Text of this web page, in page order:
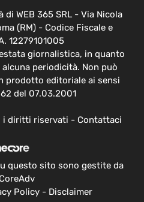
WEB 365 SRL - Via Nicola
(RM) - Codice Fiscale e
12279101005
giornalistica, in quanto
periodicità. Non può
prodotto editoriale ai sensi
del 07.03.2001
i diritti riservati - Contattaci
questo sito sono gestite da
Policy- Disclaimer